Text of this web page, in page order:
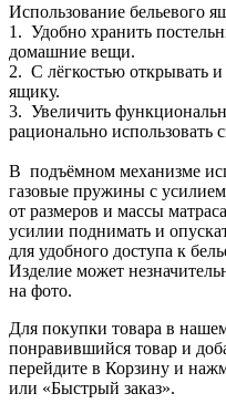
Использование бельевого
1. Удобно хранить
домашние вещи.
2. С лёгкостью открывать и
ящику.
3. Увеличить
рационально использовать
В подъёмном механизме
газовые пружины с
от размеров и массы
усилии поднимать и
для удобного доступа к
Изделие может
на фото.
Для покупки товара в
понравившийся товар и
перейдите в Корзину и
или «Быстрый заказ».